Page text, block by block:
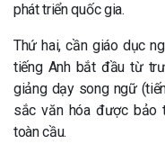
phát triển quốc gia.
Thứ hai, cần giáo dục
tiếng Anh bắt đầu từ
giảng dạy song ngữ
sắc văn hóa được bảo
toàn cầu.